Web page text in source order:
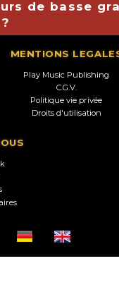
de basse
MENTIONS
Play Music Publishing
C.G.V.
Politique vie privée
Droits d'utilisation